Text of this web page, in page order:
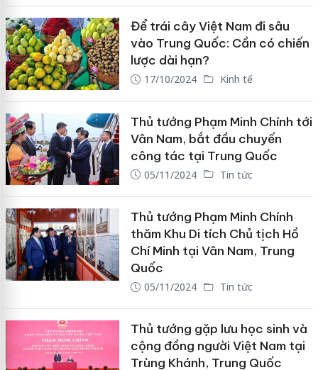
Để trái cây Việt Nam đi sâu
vào Trung Quốc: Cần có chiến
lược dài hạn?
17/10/2024 Kinh tế
Thủ tướng Phạm Minh Chính tới
Vân Nam, bắt đầu chuyến
công tác tại Trung Quốc
05/11/2024 Tin tức
Thủ tướng Phạm Minh Chính
thăm Khu Di tích Chủ tịch Hồ
Chí Minh tại Vân Nam, Trung
Quốc
05/11/2024 Tin tức
Thủ tướng gặp lưu học sinh và
cộng đồng người Việt Nam tại
Trùng Khánh, Trung Quốc